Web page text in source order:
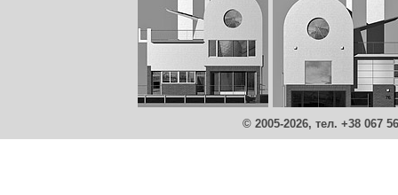
© 2005-2026, тел. +38 067